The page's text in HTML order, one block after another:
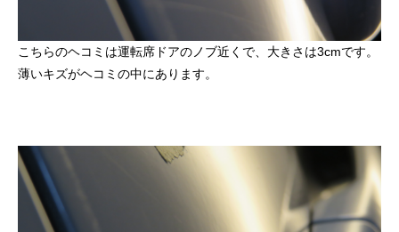
こちらのヘコミは運転席ドアのノブ近くで、大きさは3cmです。
薄いキズがヘコミの中にあります。